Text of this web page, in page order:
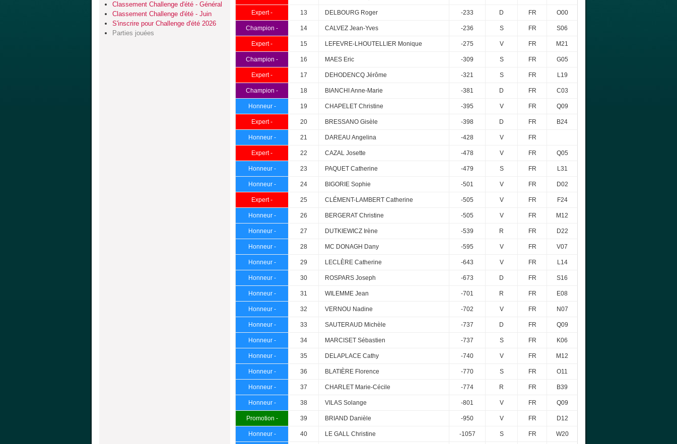
Classement Challenge d'été - Général
Classement Challenge d'été - Juin
S'inscrire pour Challenge d'été 2026
Parties jouées
Expert - 13 DELBOURG Roger -233 D FR O00
Champion - 14 CALVEZ Jean-Yves -236 S FR S06
Expert - 15 LEFEVRE-LHOUTELLIER Monique -275 V FR M21
Champion - 16 MAES Eric -309 S FR G05
Expert - 17 DEHODENCQ Jérôme -321 S FR L19
Champion - 18 BIANCHI Anne-Marie -381 D FR C03
Honneur - 19 CHAPELET Christine -395 V FR Q09
Expert - 20 BRESSANO Gisèle -398 D FR B24
Honneur - 21 DAREAU Angelina -428 V FR
Expert - 22 CAZAL Josette -478 V FR Q05
Honneur - 23 PAQUET Catherine -479 S FR L31
Honneur - 24 BIGORIE Sophie -501 V FR D02
Expert - 25 CLÉMENT-LAMBERT Catherine -505 V FR F24
Honneur - 26 BERGERAT Christine -505 V FR M12
Honneur - 27 DUTKIEWICZ Irène -539 R FR D22
Honneur - 28 MC DONAGH Dany -595 V FR V07
Honneur - 29 LECLÈRE Catherine -643 V FR L14
Honneur - 30 ROSPARS Joseph -673 D FR S16
Honneur - 31 WILEMME Jean -701 R FR E08
Honneur - 32 VERNOU Nadine -702 V FR N07
Honneur - 33 SAUTERAUD Michèle -737 D FR Q09
Honneur - 34 MARCISET Sébastien -737 S FR K06
Honneur - 35 DELAPLACE Cathy -740 V FR M12
Honneur - 36 BLATIÈRE Florence -770 S FR O11
Honneur - 37 CHARLET Marie-Cécile -774 R FR B39
Honneur - 38 VILAS Solange -801 V FR Q09
Promotion - 39 BRIAND Danièle -950 V FR D12
Honneur - 40 LE GALL Christine -1057 S FR W20